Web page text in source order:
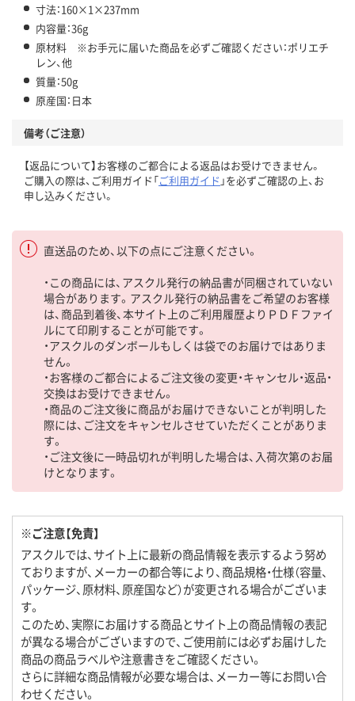
寸法：160×1×237mm
内容量：36g
原材料 ※お手元に届いた商品を必ずご確認ください：ポリエチ
レン、他
質量：50g
原産国：日本
備考（ご注意）
【返品について】お客様のご都合による返品はお受けできません。
ご購入の際は、ご利用ガイド「ご利用ガイド 」を必ずご確認の上、お
申し込みください。
直送品のため、以下の点にご注意ください。
・この商品には、アスクル発行の納品書が同梱されていない
場合があります。アスクル発行の納品書をご希望のお客様
は、商品到着後、本サイト上のご利用履歴よりＰＤＦファイ
ルにて印刷することが可能です。
・アスクルのダンボールもしくは袋でのお届けではありま
せん。
・お客様のご都合によるご注文後の変更・キャンセル・返品・
交換はお受けできません。
・商品のご注文後に商品がお届けできないことが判明した
際には、ご注文をキャンセルさせていただくことがありま
す。
・ご注文後に一時品切れが判明した場合は、入荷次第のお届
けとなります。
※ご注意【免責】
アスクルでは、サイト上に最新の商品情報を表示するよう努め
ておりますが、メーカーの都合等により、商品規格・仕様（容量、
パッケージ、原材料、原産国など）が変更される場合がございま
す。
このため、実際にお届けする商品とサイト上の商品情報の表記
が異なる場合がございますので、ご使用前には必ずお届けした
商品の商品ラベルや注意書きをご確認ください。
さらに詳細な商品情報が必要な場合は、メーカー等にお問い合
わせください。